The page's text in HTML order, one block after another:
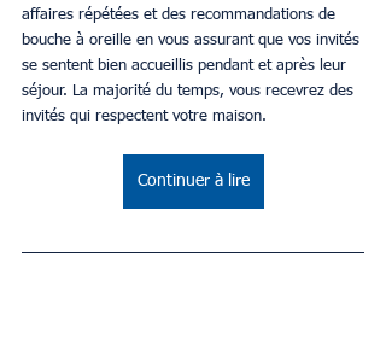
affaires répétées et des recommandations de
bouche à oreille en vous assurant que vos invités
se sentent bien accueillis pendant et après leur
séjour. La majorité du temps, vous recevrez des
invités qui respectent votre maison.
Continuer à lire